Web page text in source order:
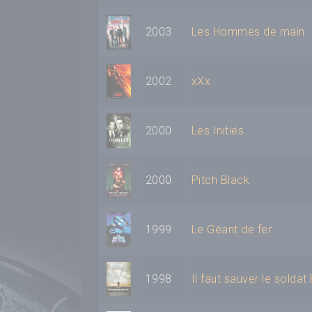
2003 Les Hommes de main
2002 xXx
2000 Les Initiés
2000 Pitch Black
1999 Le Géant de fer
1998 Il faut sauver le soldat